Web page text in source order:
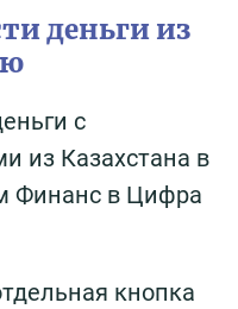
деньги из
с
из Казахстана в
Финанс в Цифра
кнопка